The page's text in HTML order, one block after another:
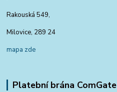
Rakouská 549,
Milovice, 289 24
mapa zde
Platební brána ComGate